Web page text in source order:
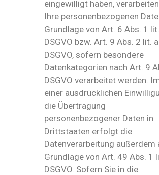
eingewilligt haben,
Ihre personenbezogenen
Grundlage von Art. 6 Abs. 1
DSGVO bzw. Art. 9 Abs. 2 lit. a
DSGVO, sofern besondere
Datenkategorien nach Art. 9
DSGVO verarbeitet werden.
einer ausdrücklichen
die Übertragung
personenbezogener Daten in
Drittstaaten erfolgt die
Datenverarbeitung außerdem
Grundlage von Art. 49 Abs. 1
DSGVO. Sofern Sie in die